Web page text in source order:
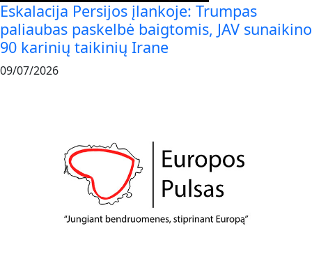
Eskalacija Persijos įlankoje: Trumpas
paliaubas paskelbė baigtomis, JAV sunaikino
90 karinių taikinių Irane
09/07/2026